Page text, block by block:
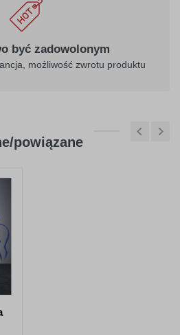
być zadowolonym
możliwość zwrotu produktu
powiązane